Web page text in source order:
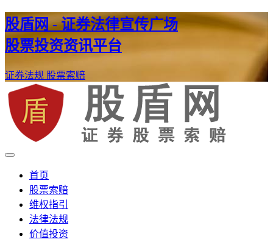
股盾网 - 证券法律宣传广场
股票投资资讯平台
证券法规 股票索赔
股盾网
证券股票维权网
首页
股票索赔
维权指引
法律法规
价值投资